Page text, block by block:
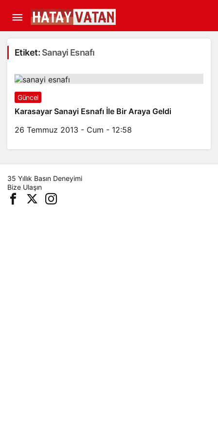
Etiket: Sanayi Esnafı
Güncel
Karasayar Sanayi Esnafı İle Bir Araya Geldi
26 Temmuz 2013 - Cum - 12:58
35 Yıllık Basın Deneyimi
Bize Ulaşın